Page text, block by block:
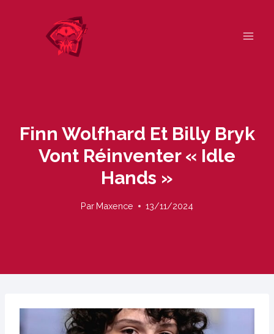
Finn Wolfhard Et Billy Bryk
Vont Réinventer « Idle
Hands »
Par Maxence 13/11/2024